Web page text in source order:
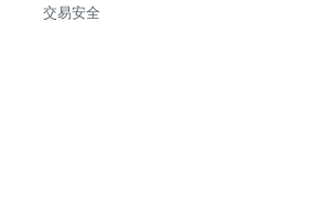
交易安全